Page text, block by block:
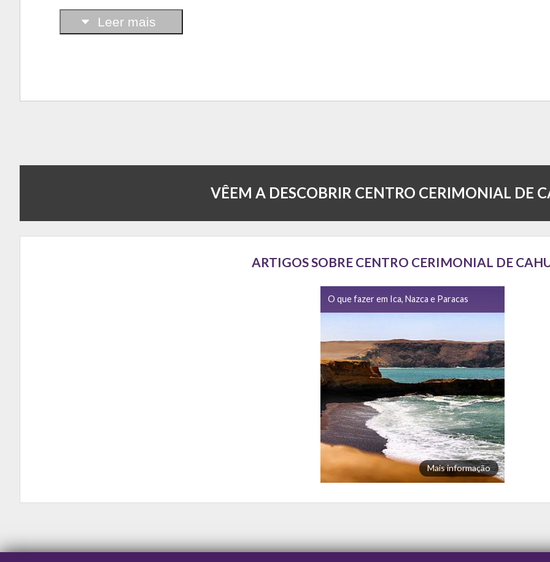
Leer mais
VÊEM A DESCOBRIR CENTRO CERIMONIAL DE
ARTIGOS SOBRE CENTRO CERIMONIAL DE
O que fazer em Ica, Nazca e Paracas
Mais informação